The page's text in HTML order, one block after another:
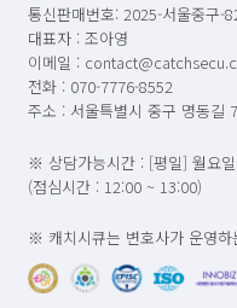
통신판매번호: 2025-서울중구-
대표자 : 조아영
이메일 :
전화 : 070-7776-8552
주소 : 서울특별시 중구 명동길
※ 상담가능시간 : [평일] 월요
(점심시간 : 12:00 ~ 13:00)
※ 캐치시큐는 변호사가 운영하